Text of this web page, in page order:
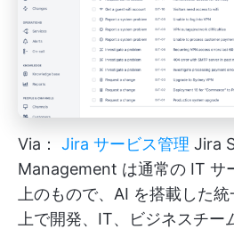
Via： Jira サービス管理 Jira
Management は通常の IT サ
上のもので、AI を搭載した
上で開発、IT、ビジネスチー